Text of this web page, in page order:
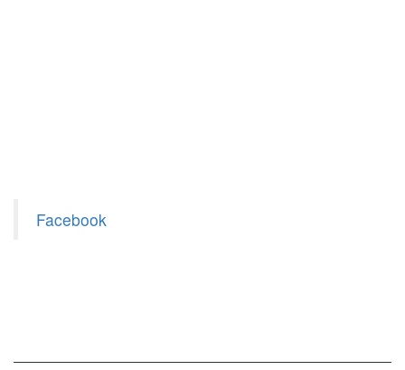
Facebook